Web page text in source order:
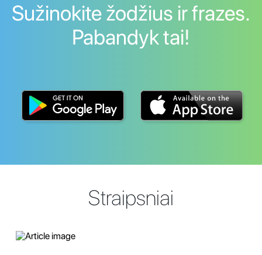
Sužinokite žodžius ir frazes.
Pabandyk tai!
Straipsniai